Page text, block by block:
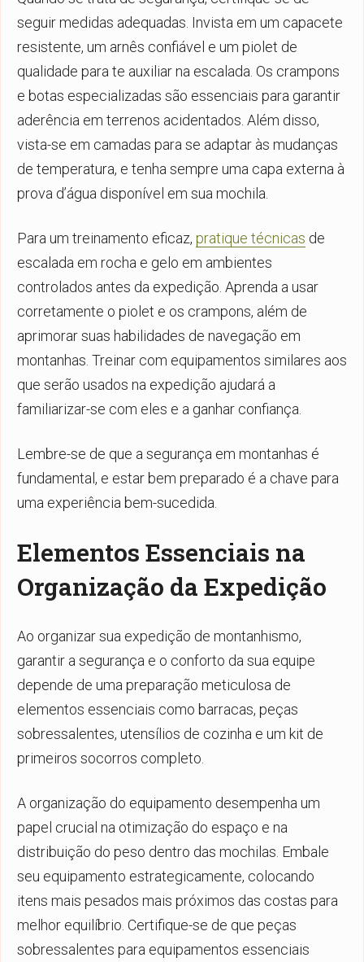
seguir medidas adequadas. Invista em um capacete
resistente, um arnês confiável e um piolet de
qualidade para te auxiliar na escalada. Os crampons
e botas especializadas são essenciais para garantir
aderência em terrenos acidentados. Além disso,
vista-se em camadas para se adaptar às mudanças
de temperatura, e tenha sempre uma capa externa à
prova d’água disponível em sua mochila.
Para um treinamento eficaz, pratique técnicas de
escalada em rocha e gelo em ambientes
controlados antes da expedição. Aprenda a usar
corretamente o piolet e os crampons, além de
aprimorar suas habilidades de navegação em
montanhas. Treinar com equipamentos similares aos
que serão usados na expedição ajudará a
familiarizar-se com eles e a ganhar confiança.
Lembre-se de que a segurança em montanhas é
fundamental, e estar bem preparado é a chave para
uma experiência bem-sucedida.
Elementos Essenciais na
Organização da Expedição
Ao organizar sua expedição de montanhismo,
garantir a segurança e o conforto da sua equipe
depende de uma preparação meticulosa de
elementos essenciais como barracas, peças
sobressalentes, utensílios de cozinha e um kit de
primeiros socorros completo.
A organização do equipamento desempenha um
papel crucial na otimização do espaço e na
distribuição do peso dentro das mochilas. Embale
seu equipamento estrategicamente, colocando
itens mais pesados mais próximos das costas para
melhor equilíbrio. Certifique-se de que peças
sobressalentes para equipamentos essenciais